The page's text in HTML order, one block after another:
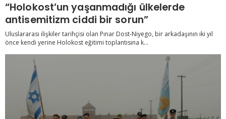
“Holokost’un yaşanmadığı ülkelerde
antisemitizm ciddi bir sorun”
Uluslararası ilişkiler tarihçisi olan Pınar Dost-Niyego, bir arkadaşının iki yıl
önce kendi yerine Holokost eğitimi toplantısına k...